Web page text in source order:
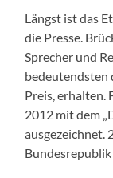
Längst ist das
die Presse.
Sprecher und
bedeutendsten
Preis, erhalten.
2012 mit dem
ausgezeichnet.